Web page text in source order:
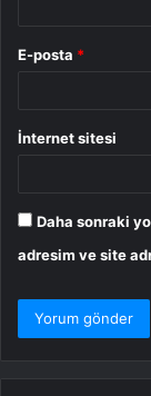
E-posta *
İnternet sitesi
Daha sonraki
adresim ve site